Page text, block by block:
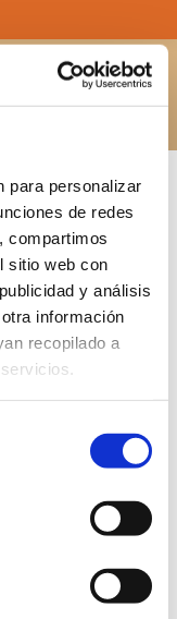
para personalizar
de redes
compartimos
sitio web con
y análisis
información
recopilado a